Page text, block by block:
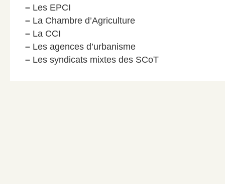
– Les EPCI
– La Chambre d’Agriculture
– La CCI
– Les agences d’urbanisme
– Les syndicats mixtes des SCoT